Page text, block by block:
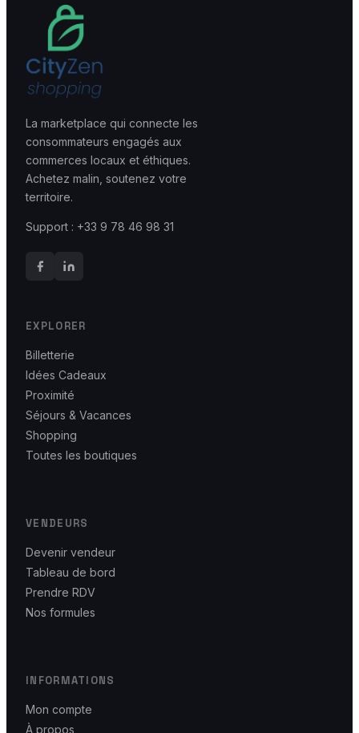
La marketplace qui connecte les
consommateurs engagés aux
commerces locaux et éthiques.
Achetez malin, soutenez votre
territoire.
Support : +33 9 78 46 98 31
EXPLORER
Billetterie
Idées Cadeaux
Proximité
Séjours & Vacances
Shopping
Toutes les boutiques
VENDEURS
Devenir vendeur
Tableau de bord
Prendre RDV
Nos formules
INFORMATIONS
Mon compte
À propos